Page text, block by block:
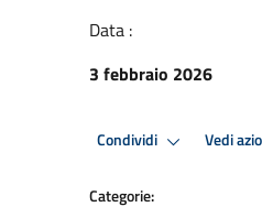
Data :
3 febbraio 2026
Condividi Vedi
Categorie: